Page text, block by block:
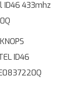
ID46